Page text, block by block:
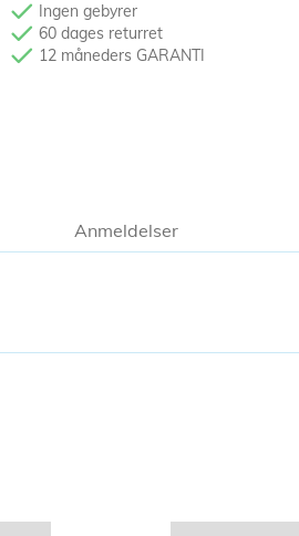
Ingen gebyrer
60 dages returret
12 måneders GARANTI
Anmeldelser